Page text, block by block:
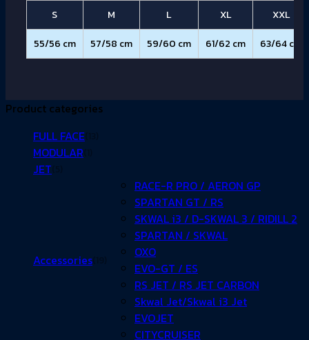
S M L XL
XXL
55/56 cm
57/58 cm 59/60 cm 61/62 cm 63/64 cm
Product categories
FULL FACE
MODULAR
JET
Accessories
RACE-R PRO / AERON GP
SPARTAN GT / RS
SKWAL i3 / D-SKWAL 3 / RIDILL 2
SPARTAN / SKWAL
OXO
EVO-GT / ES
RS JET / RS JET CARBON
Skwal Jet/Skwal i3 Jet
EVOJET
CITYCRUISER